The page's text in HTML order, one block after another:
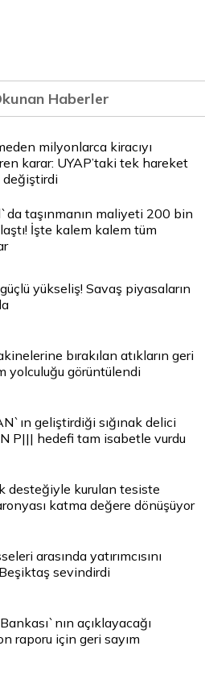
Haberler
milyonlarca kiracıyı
karar: UYAP’taki tek hareket
değiştirdi
taşınmanın maliyeti 200 bin
İşte kalem kalem tüm
yükseliş! Savaş piyasaların
bırakılan atıkların geri
yolculuğu görüntülendi
geliştirdiği sığınak delici
P||| hedefi tam isabetle vurdu
desteğiyle kurulan tesiste
katma değere dönüşüyor
arasında yatırımcısını
sevindirdi
açıklayacağı
raporu için geri sayım